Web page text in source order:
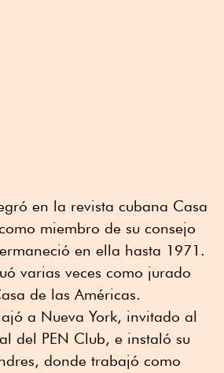
en la revista cubana Casa
miembro de su consejo
en ella hasta 1971.
varias veces como jurado
de las Américas.
a Nueva York, invitado al
del PEN Club, e instaló su
donde trabajó como